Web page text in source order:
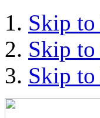
Skip
Skip
Skip